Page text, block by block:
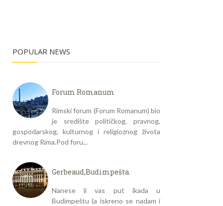
POPULAR NEWS
Forum Romanum
Rimski forum (Forum Romanum) bio
je središte političkog, pravnog,
gospodarskog, kulturnog i religioznog života
drevnog Rima.Pod foru...
Gerbeaud,Budimpešta.
Nanese li vas put ikada u
Budimpeštu (a iskreno se nadam i